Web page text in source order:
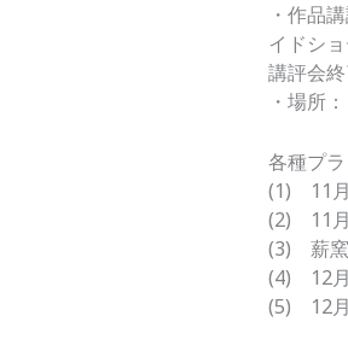
・作品
イドシ
講評会
・場所
各種プ
(1) 11月
(2) 11
(3) 薪窯
(4) 12月
(5) 12月